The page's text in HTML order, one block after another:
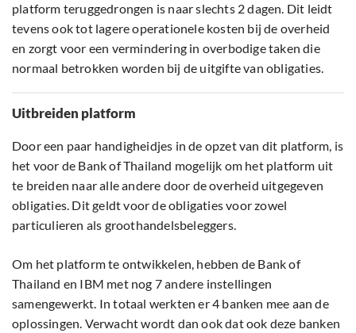
platform teruggedrongen is naar slechts 2 dagen. Dit leidt
tevens ook tot lagere operationele kosten bij de overheid
en zorgt voor een vermindering in overbodige taken die
normaal betrokken worden bij de uitgifte van obligaties.
Uitbreiden platform
Door een paar handigheidjes in de opzet van dit platform, is
het voor de Bank of Thailand mogelijk om het platform uit
te breiden naar alle andere door de overheid uitgegeven
obligaties. Dit geldt voor de obligaties voor zowel
particulieren als groothandelsbeleggers.
Om het platform te ontwikkelen, hebben de Bank of
Thailand en IBM met nog 7 andere instellingen
samengewerkt. In totaal werkten er 4 banken mee aan de
oplossingen. Verwacht wordt dan ook dat ook deze banken